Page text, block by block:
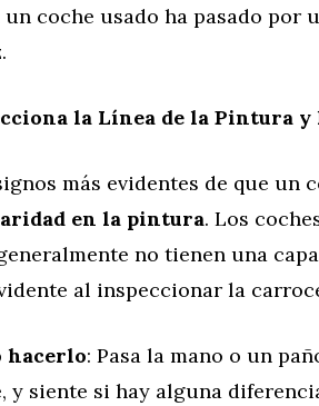
coche usado ha pasado por
la Línea de la Pintura
más evidentes de que un
en la pintura. Los
no tienen una
al inspeccionar la
hacerlo: Pasa la mano o un
y siente si hay alguna